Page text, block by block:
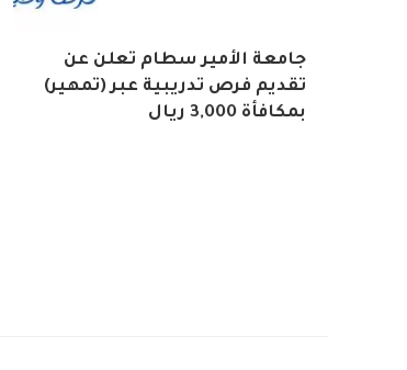
جامعة الأمير سطام تعلن عن
تقديم فرص تدريبية عبر (تمهير)
بمكافأة 3,000 ريال